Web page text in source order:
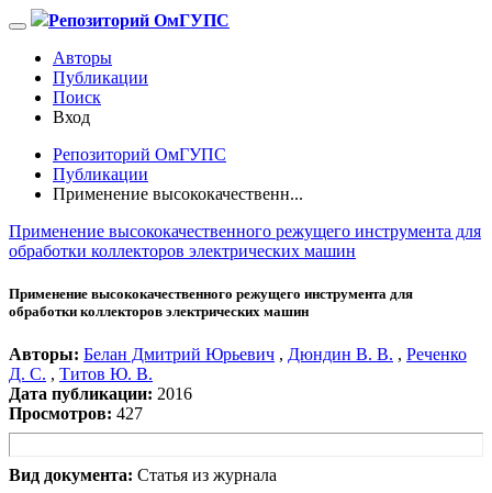
Репозиторий ОмГУПС
Авторы
Публикации
Поиск
Вход
Репозиторий ОмГУПС
Публикации
Применение высококачественн...
Применение высококачественного режущего инструмента для
обработки коллекторов электрических машин
Применение высококачественного режущего инструмента для
обработки коллекторов электрических машин
Авторы: Белан Дмитрий Юрьевич , Дюндин В. В. , Реченко
Д. С. , Титов Ю. В.
Дата публикации: 2016
Просмотров: 427
Вид документа: Статья из журнала